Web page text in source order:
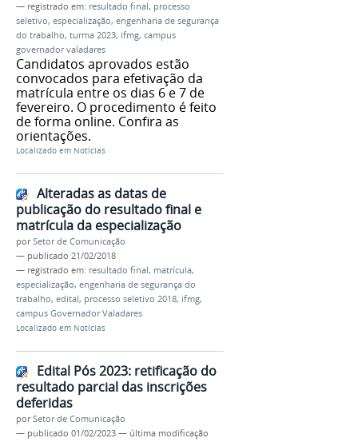
— registrado em: resultado final, processo
seletivo, especialização, engenharia de segurança
do trabalho, turma 2023, ifmg, campus
governador valadares
Candidatos aprovados estão
convocados para efetivação da
matrícula entre os dias 6 e 7 de
fevereiro. O procedimento é feito
de forma online. Confira as
orientações.
Localizado em Notícias
Alteradas as datas de
publicação do resultado final e
matrícula da especialização
porSetor de Comunicação
— publicado 21/02/2018
— registrado em: resultado final, matrícula,
especialização, engenharia de segurança do
trabalho, edital, processo seletivo 2018, ifmg,
campus Governador Valadares
Localizado em Notícias
Edital Pós 2023: retificação do
resultado parcial das inscrições
deferidas
porSetor de Comunicação
— publicado 01/02/2023 — última modificação